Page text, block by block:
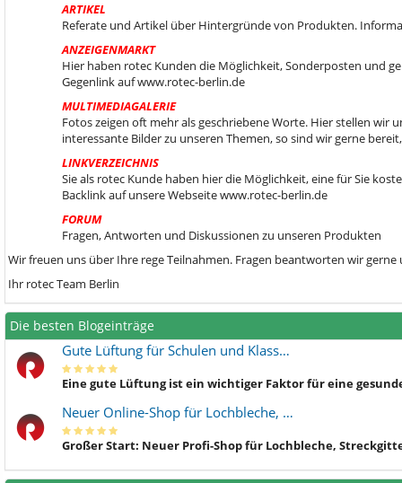
ARTIKEL
Referate und Artikel über Hintergründe von Produkten.
ANZEIGENMARKT
Hier haben rotec Kunden die Möglichkeit, Sonderposten und
Gegenlink auf www.rotec-berlin.de
MULTIMEDIAGALERIE
Fotos zeigen oft mehr als geschriebene Worte. Hier stellen wir
interessante Bilder zu unseren Themen, so sind wir gerne
LINKVERZEICHNIS
Sie als rotec Kunde haben hier die Möglichkeit, eine für Sie
Backlink auf unsere Webseite www.rotec-berlin.de
FORUM
Fragen, Antworten und Diskussionen zu unseren Produkten
Wir freuen uns über Ihre rege Teilnahmen. Fragen beantworten wir
Ihr rotec Team Berlin
Die besten Blogeinträge
Gute Lüftung für Schulen und Klass…
Eine gute Lüftung ist ein wichtiger Faktor für eine
Neuer Online-Shop für Lochbleche, …
Großer Start: Neuer Profi-Shop für Lochbleche,